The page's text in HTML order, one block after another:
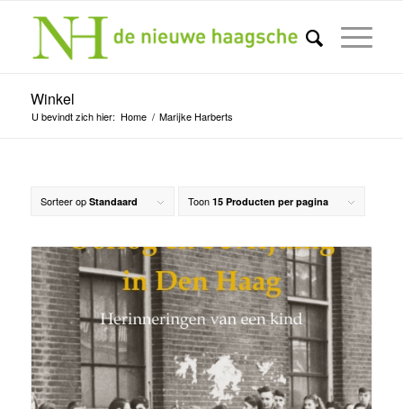
Winkel
U bevindt zich hier: Home / Marijke Harberts
Sorteer op Standaard Toon 15 Producten per pagina